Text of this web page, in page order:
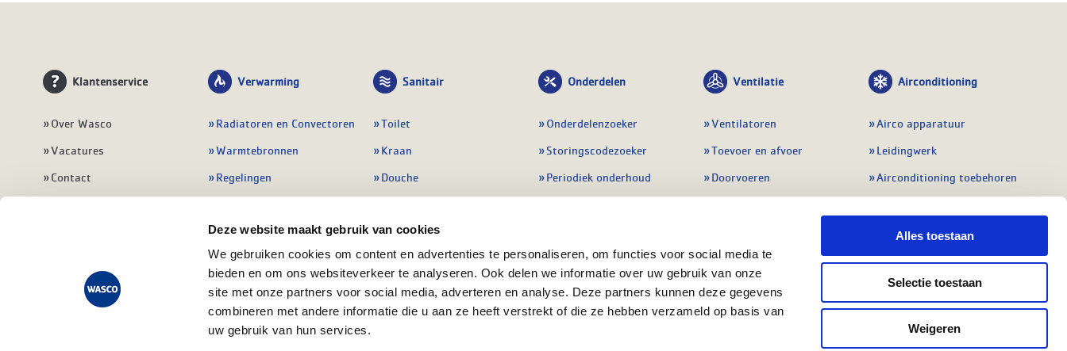
Deze website maakt gebruik van cookies
We gebruiken cookies om content en advertenties te personaliseren, om functies voor social media te
bieden en om ons websiteverkeer te analyseren. Ook delen we informatie over uw gebruik van onze
site met onze partners voor social media, adverteren en analyse. Deze partners kunnen deze gegevens
combineren met andere informatie die u aan ze heeft verstrekt of die ze hebben verzameld op basis van
uw gebruik van hun services.
Alles toestaan
Selectie toestaan
Weigeren
Klantenservice
Over Wasco
Vacatures
Contact
Veelgestelde vragen
Verwarming
Radiatoren en Convectoren
Warmtebronnen
Regelingen
Leidingwerk
Warmwatertoestellen
Alle verwarming
Sanitair
Toilet
Kraan
Douche
Badmeubel
Afvoeren
Alle sanitair
Onderdelen
Onderdelenzoeker
Storingscodezoeker
Periodiek onderhoud
Preventie & detectie
Alle onderdelen
Ventilatie
Ventilatoren
Toevoer en afvoer
Doorvoeren
Regelingen
Airconditioning
Airco apparatuur
Leidingwerk
Airconditioning toebehoren
Regelapparatuur
Alle koeling